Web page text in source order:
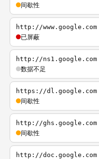
间歇性
http://www.google.com
已屏蔽
http://ns1.google.com
数据不足
https://dl.google.com
间歇性
http://ghs.google.com
间歇性
http://doc.google.com